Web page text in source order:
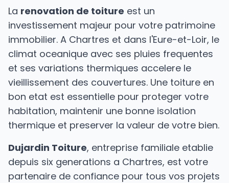
La renovation de toiture est un
investissement majeur pour votre patrimoine
immobilier. A Chartres et dans l'Eure-et-Loir, le
climat oceanique avec ses pluies frequentes
et ses variations thermiques accelere le
vieillissement des couvertures. Une toiture en
bon etat est essentielle pour proteger votre
habitation, maintenir une bonne isolation
thermique et preserver la valeur de votre bien.
Dujardin Toiture, entreprise familiale etablie
depuis six generations a Chartres, est votre
partenaire de confiance pour tous vos projets